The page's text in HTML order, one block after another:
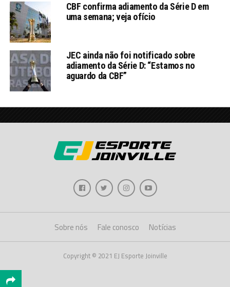
CBF confirma adiamento da Série D em
uma semana; veja ofício
JEC ainda não foi notificado sobre
adiamento da Série D: “Estamos no
aguardo da CBF”
Sobre nós Fale conosco Notícias
Copyright © 2021 EJ Esporte Joinville